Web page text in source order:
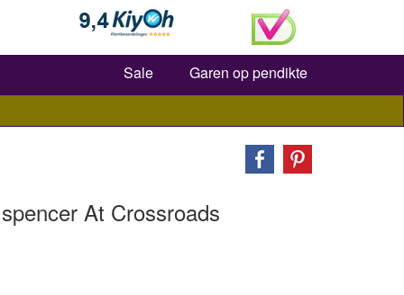
Zoeken
Sale Garen op pendikte
At Crossroads